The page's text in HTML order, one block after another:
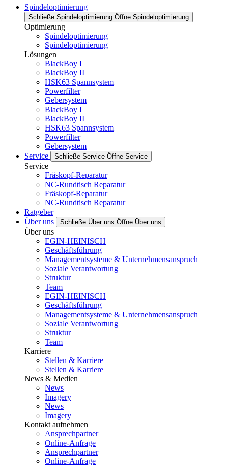
Spindeloptimierung
Schließe Spindeloptimierung Öffne Spindeloptimierung
Optimierung
Spindeloptimierung
Spindeloptimierung
Lösungen
BlackBoy I
BlackBoy II
HSK63 Spannsystem
Powerfilter
Gebersystem
BlackBoy I
BlackBoy II
HSK63 Spannsystem
Powerfilter
Gebersystem
Service
Schließe Service Öffne Service
Service
Fräskopf-Reparatur
NC-Rundtisch Reparatur
Fräskopf-Reparatur
NC-Rundtisch Reparatur
Ratgeber
Über uns
Schließe Über uns Öffne Über uns
Über uns
EGIN-HEINISCH
Geschäftsführung
Managementsysteme & Unternehmensanspruch
Soziale Verantwortung
Struktur
Team
EGIN-HEINISCH
Geschäftsführung
Managementsysteme & Unternehmensanspruch
Soziale Verantwortung
Struktur
Team
Karriere
Stellen & Karriere
Stellen & Karriere
News & Medien
News
Imagery
News
Imagery
Kontakt aufnehmen
Ansprechpartner
Online-Anfrage
Ansprechpartner
Online-Anfrage